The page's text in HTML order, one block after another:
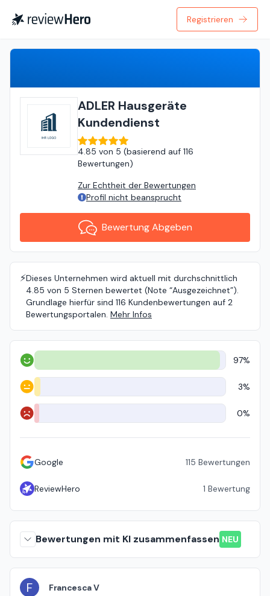
Registrieren
ADLER Hausgeräte
Kundendienst
4.85 von 5 (basierend auf 116
Bewertungen)
Zur Echtheit der Bewertungen
Profil nicht beansprucht
Bewertung Abgeben
⚡️Dieses Unternehmen wird aktuell mit durchschnittlich
4.85 von 5 Sternen bewertet (Note “Ausgezeichnet”).
Grundlage hierfür sind 116 Kundenbewertungen auf 2
Bewertungsportalen. Mehr Infos
Positiv 97%
Neutral 3%
Negativ 0%
Google 115 Bewertungen
ReviewHero 1 Bewertung
Bewertungen mit KI zusammenfassen NEU
F Francesca V